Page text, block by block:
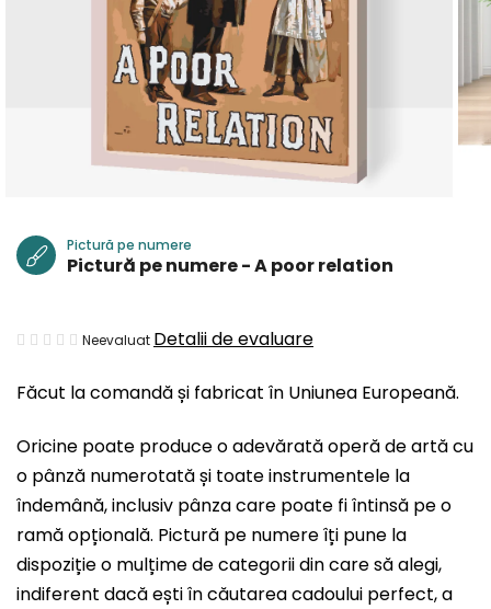
Făcut la comandă și fabricat în Uniunea Europeană.
Oricine poate produce o adevărată operă de artă cu
o pânză numerotată și toate instrumentele la
îndemână, inclusiv pânza care poate fi întinsă pe o
ramă opțională. Pictură pe numere îți pune la
dispoziție o mulțime de categorii din care să alegi,
indiferent dacă ești în căutarea cadoului perfect, a
Pictură pe numere
Pictură pe numere - A poor relation
Evaluarea
a
este
0,0
din
5
stele.
Neevaluat Detalii de evaluare